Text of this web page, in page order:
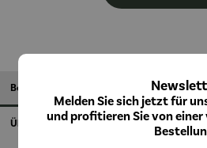
Beschreibung
Über den Künstler
Melden Sie sich jetzt für
und profitieren Sie von